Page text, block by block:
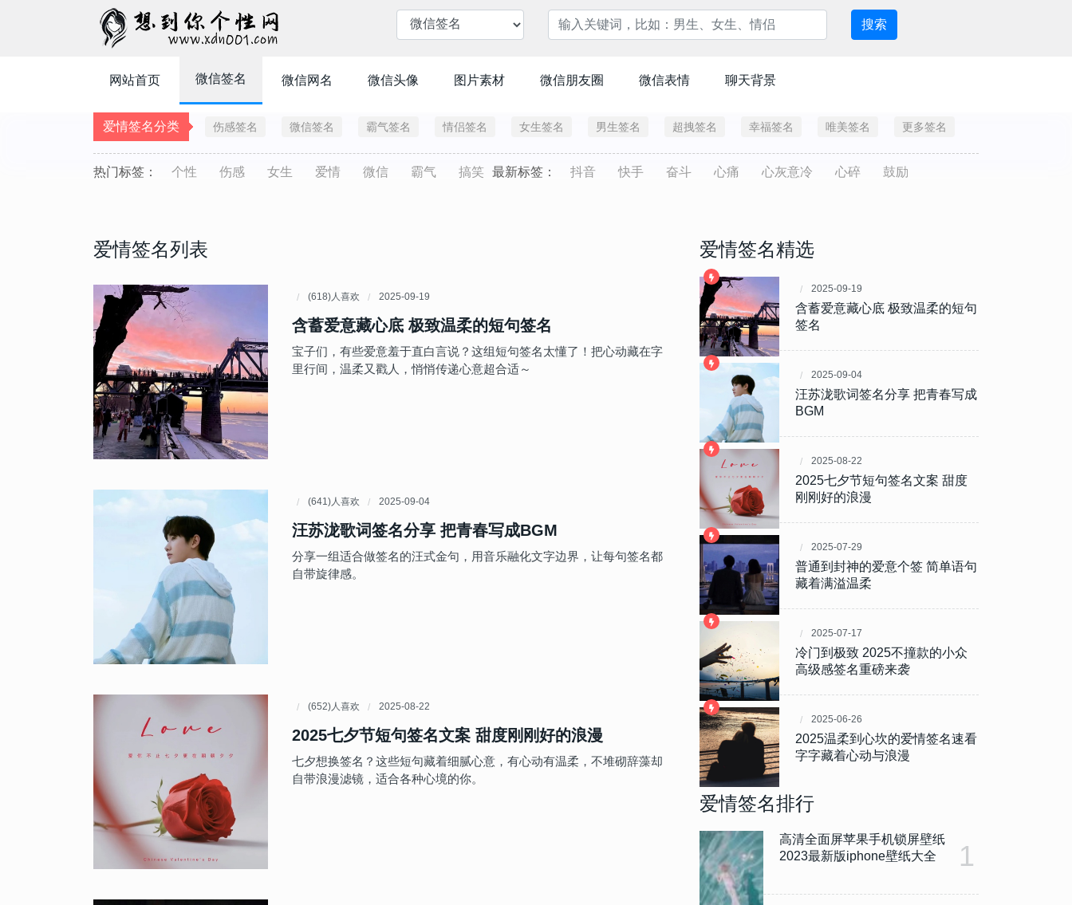
搜索
网站首页 微信签名 微信网名 微信头像 图片素材 微信朋友圈 微信表情 聊天背景
爱情签名分类 伤感签名 微信签名 霸气签名 情侣签名 女生签名 男生签名 超拽签名 幸福签名 唯美签名 更多签名
热门标签： 个性 伤感 女生 爱情 微信 霸气 搞笑 最新标签： 抖音 快手 奋斗 心痛 心灰意冷 心碎 鼓励
爱情签名列表
(618)人喜欢 2025-09-19
含蓄爱意藏心底 极致温柔的短句签名
宝子们，有些爱意羞于直白言说？这组短句签名太懂了！把心动藏在字
里行间，温柔又戳人，悄悄传递心意超合适～
(641)人喜欢 2025-09-04
汪苏泷歌词签名分享 把青春写成BGM
分享一组适合做签名的汪式金句，用音乐融化文字边界，让每句签名都
自带旋律感。
(652)人喜欢 2025-08-22
2025七夕节短句签名文案 甜度刚刚好的浪漫
七夕想换签名？这些短句藏着细腻心意，有心动有温柔，不堆砌辞藻却
自带浪漫滤镜，适合各种心境的你。
爱情签名精选
2025-09-19
含蓄爱意藏心底 极致温柔的短句
签名
2025-09-04
汪苏泷歌词签名分享 把青春写成
BGM
2025-08-22
2025七夕节短句签名文案 甜度
刚刚好的浪漫
2025-07-29
普通到封神的爱意个签 简单语句
藏着满溢温柔
2025-07-17
冷门到极致 2025不撞款的小众
高级感签名重磅来袭
2025-06-26
2025温柔到心坎的爱情签名速看
字字藏着心动与浪漫
爱情签名排行
高清全面屏苹果手机锁屏壁纸
2023最新版iphone壁纸大全
1